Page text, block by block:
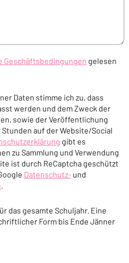
Geschäftsbedingungen
neuen Tab oder Fenster)
gelesen
Daten stimme ich zu, dass
werden und dem Zweck der
sowie der Veröffentlichung
auf der Website/Social
in einem neuen Tab oder Fenster)
gibt es
zu Sammlung und Verwendung
ist durch ReCaptcha geschützt
Datenschutz- und
das gesamte Schuljahr. Eine
Form bis Ende Jänner